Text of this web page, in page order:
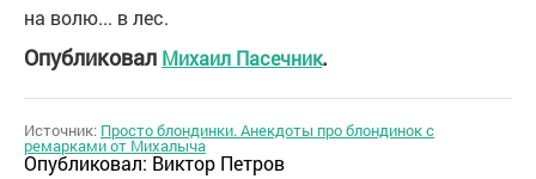
на волю... в лес.
Опубликовал Михаил Пасечник.
Источник: Просто блондинки. Анекдоты про блондинок с
ремарками от Михалыча
Опубликовал: Виктор Петров